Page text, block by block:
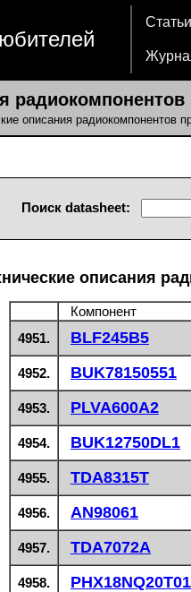
Статьи
описания радиокомпонентов
Поиск datasheet:
описания
Компонент
4951.
BLF245B5
4952. BUK78150551
4953. PLVA600A2
4954. BUK12750DL1
4955. TDA8315T
4956. AN98061
4957. TDA7072A
4958. PHX18NQ20T01